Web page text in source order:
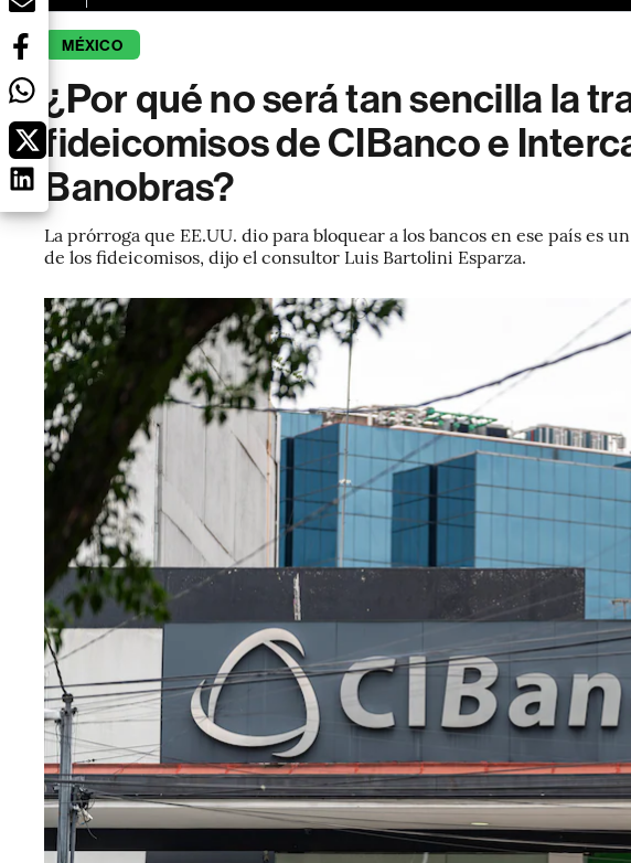
MÉXICO
¿Por qué no será tan sencilla la
fideicomisos de CIBanco e
Banobras?
La prórroga que EE.UU. dio para bloquear a los bancos en ese país es
de los fideicomisos, dijo el consultor Luis Bartolini Esparza.